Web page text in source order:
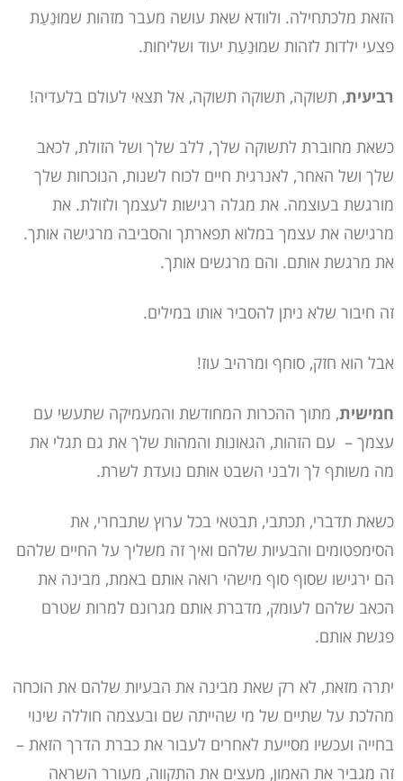
הזאת מלכתחילה. ולוודא שאת עושה מעבר מזהות שמוּנַעַת
פצעי ילדות לזהות שמוּנַעַת יעוד ושליחות.
רביעית, תשוקה, תשוקה תשוקה, אל תצאי לעולם בלעדיה!
כשאת מחוברת לתשוקה שלך, ללב שלך ושל הזולת, לכאב
שלך ושל האחר, לאנרגית חיים לכוח לשנות, הנוכחות שלך
מורגשת בעוצמה. את מגלה רגישות לעצמך ולזולת. את
מרגישה את עצמך במלוא תפארתך והסביבה מרגישה אותך.
את מרגשת אותם. והם מרגשים אותך.
זה חיבור שלא ניתן להסביר אותו במילים.
אבל הוא חזק, סוחף ומרהיב עוז!
חמישית, מתוך ההכרות המחודשת והמעמיקה שתעשי עם
עצמך – עם הזהות, הגאונות והמהות שלך את גם תגלי את
מה משותף לך ולבני השבט אותם נועדת לשרת.
כשאת תדברי, תכתבי, תבטאי בכל ערוץ שתבחרי, את
הסימפטומים והבעיות שלהם ואיך זה משליך על החיים שלהם
הם ירגישו שסוף סוף מישהי רואה אותם באמת, מבינה את
הכאב שלהם לעומק, מדברת אותם מגרונם למרות שטרם
פגשת אותם.
יתרה מזאת, לא רק שאת מבינה את הבעיות שלהם את הוכחה
מהלכת על שתיים של מי שהייתה שם ובעצמה חוללה שינוי
בחייה ועכשיו מסייעת לאחרים לעבור את כברת הדרך הזאת –
זה מגביר את האמון, מעצים את התקווה, מעורר השראה